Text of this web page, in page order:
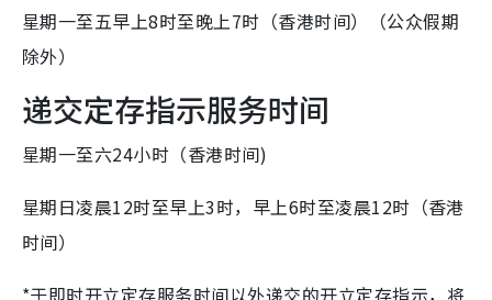
星期一至五早上8时至晚上7时（香港时间）（公众假期
除外）
递交定存指示服务时间
星期一至六24小时（香港时间)
星期日凌晨12时至早上3时，早上6时至凌晨12时（香港
时间）